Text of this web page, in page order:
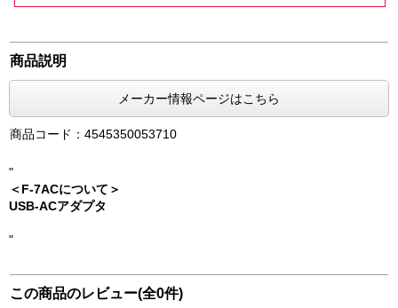
商品説明
メーカー情報ページはこちら
商品コード：4545350053710
"
＜F-7ACについて＞
USB-ACアダプタ
"
この商品のレビュー(全0件)